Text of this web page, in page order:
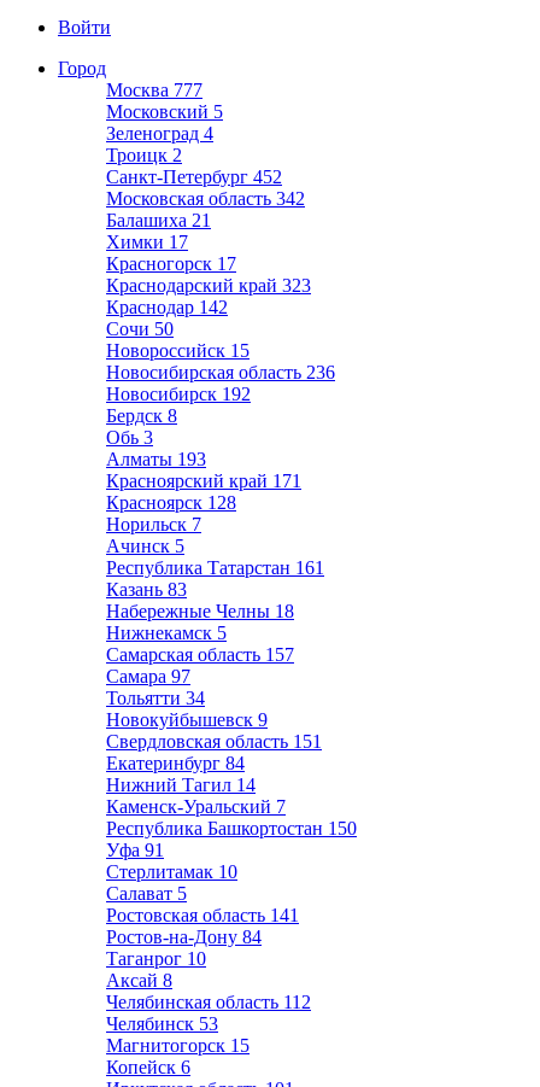
Войти
Город
Москва 777
Московский 5
Зеленоград 4
Троицк 2
Санкт-Петербург 452
Московская область 342
Балашиха 21
Химки 17
Красногорск 17
Краснодарский край 323
Краснодар 142
Сочи 50
Новороссийск 15
Новосибирская область 236
Новосибирск 192
Бердск 8
Обь 3
Алматы 193
Красноярский край 171
Красноярск 128
Норильск 7
Ачинск 5
Республика Татарстан 161
Казань 83
Набережные Челны 18
Нижнекамск 5
Самарская область 157
Самара 97
Тольятти 34
Новокуйбышевск 9
Свердловская область 151
Екатеринбург 84
Нижний Тагил 14
Каменск-Уральский 7
Республика Башкортостан 150
Уфа 91
Стерлитамак 10
Салават 5
Ростовская область 141
Ростов-на-Дону 84
Таганрог 10
Аксай 8
Челябинская область 112
Челябинск 53
Магнитогорск 15
Копейск 6